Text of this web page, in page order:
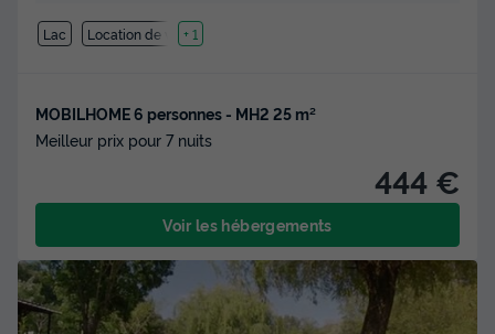
Lac Location de vélos
+ 1
MOBILHOME 6 personnes - MH2 25 m²
Meilleur prix pour 7 nuits
444 €
Voir les hébergements